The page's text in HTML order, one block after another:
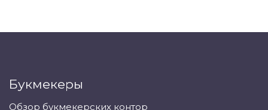
Букмекеры
Обзор букмекерских контор